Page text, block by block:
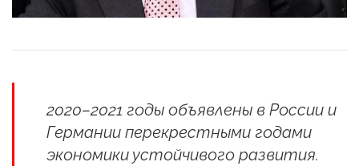
2020–2021 годы объявлены в России и
Германии перекрестными годами
экономики устойчивого развития.